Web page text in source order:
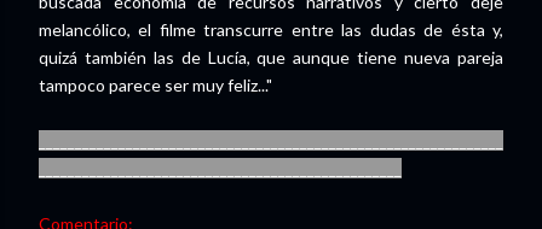
melancólico, el filme transcurre entre las dudas de ésta y,
quizá también las de Lucía, que aunque tiene nueva pareja
tampoco parece ser muy feliz..."
Comentario: